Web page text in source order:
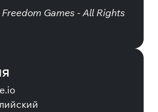
Games - All Rights